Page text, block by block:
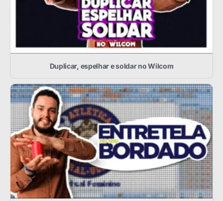
Duplicar, espelhar e soldar no Wilcom